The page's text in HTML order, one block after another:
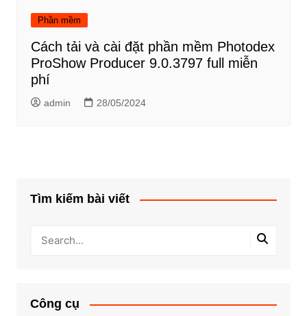
Phần mềm
Cách tải và cài đặt phần mềm Photodex
ProShow Producer 9.0.3797 full miễn
phí
admin 28/05/2024
Tìm kiếm bài viết
Công cụ